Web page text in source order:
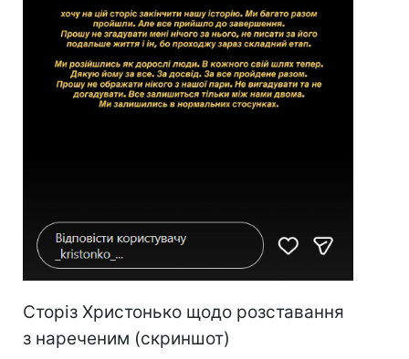
Сторіз Христонько щодо розставання
з нареченим (скриншот)